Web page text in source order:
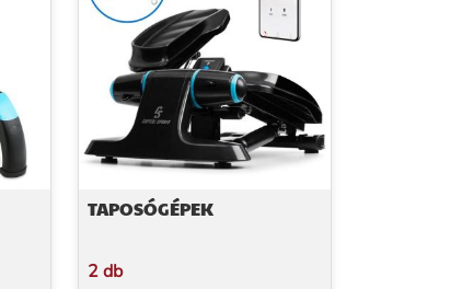
TAPOSÓGÉPEK
2 db